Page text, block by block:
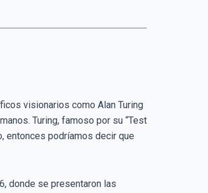
visionarios como Alan Turing
Turing, famoso por su “Test
entonces podríamos decir que
donde se presentaron las